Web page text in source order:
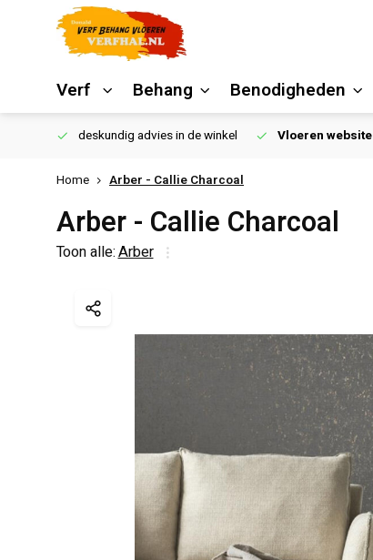
Verf Behang Benodigheden
deskundig advies in de winkel Vloeren website
Home Arber - Callie Charcoal
Arber - Callie Charcoal
Toon alle:Arber